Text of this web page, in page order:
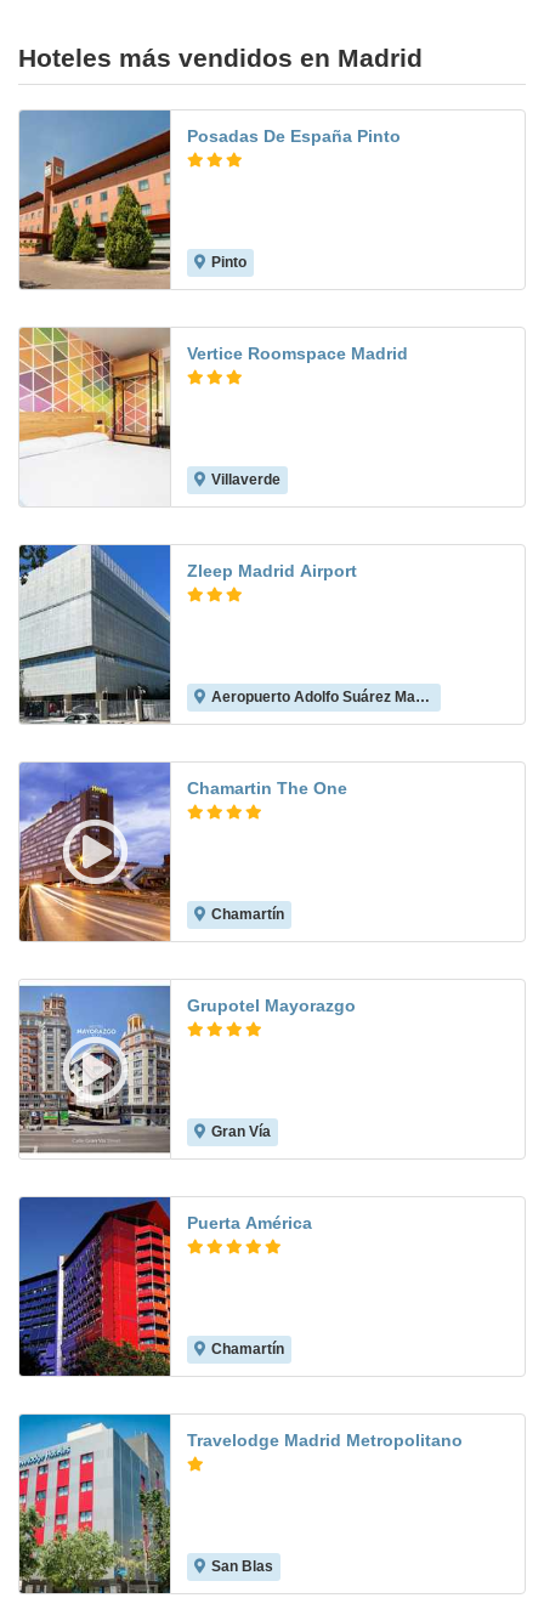
Hoteles más vendidos en Madrid
Posadas De España Pinto
Pinto
Vertice Roomspace Madrid
Villaverde
Zleep Madrid Airport
Aeropuerto Adolfo Suárez Madrid-Barajas
Chamartin The One
Chamartín
Grupotel Mayorazgo
Gran Vía
Puerta América
Chamartín
Travelodge Madrid Metropolitano
San Blas